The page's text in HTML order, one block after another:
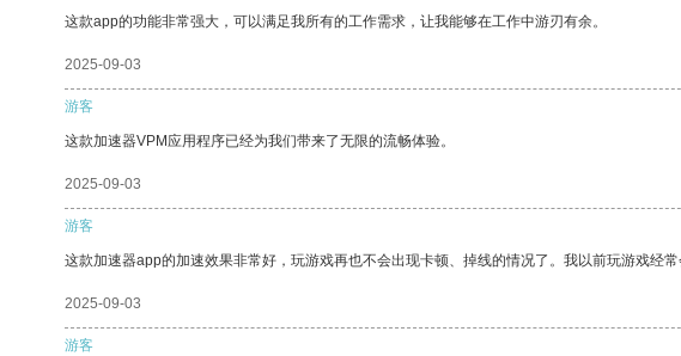
这款app的功能非常强大，可以满足我所有的工作需求，让我能够在工作中游刃有余。
2025-09-03
游客
这款加速器VPM应用程序已经为我们带来了无限的流畅体验。
2025-09-03
游客
这款加速器app的加速效果非常好，玩游戏再也不会出现卡顿、掉线的情况了。我以前玩游戏经
2025-09-03
游客